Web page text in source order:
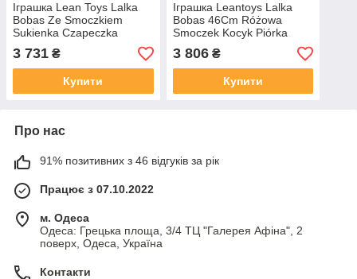
Іграшка Lean Toys Lalka
Bobas Ze Smoczkiem
Sukienka Czapeczka
35Cm
3 731 ₴
Купити
Іграшка Leantoys Lalka
Bobas 46Cm Różowa
Smoczek Kocyk Piórka
3 806₴
Купити
Про нас
91% позитивних з 46 відгуків за рік
Працює з 07.10.2022
м. Одеса
Одеса: Грецька площа, 3/4 ТЦ "Галерея Афіна", 2
поверх, Одеса, Україна
Контакти